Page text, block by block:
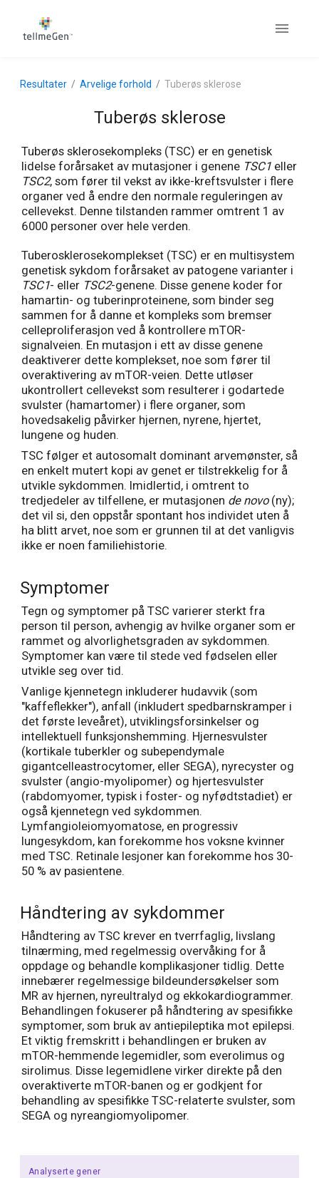
Resultater Arvelige forhold Tuberøs sklerose
Tuberøs sklerose
Tuberøs sklerosekompleks (TSC) er en genetisk
lidelse forårsaket av mutasjoner i genene TSC1 eller
TSC2, som fører til vekst av ikke-kreftsvulster i flere
organer ved å endre den normale reguleringen av
cellevekst. Denne tilstanden rammer omtrent 1 av
6000 personer over hele verden.
Tuberosklerosekomplekset (TSC) er en multisystem
genetisk sykdom forårsaket av patogene varianter i
TSC1- eller TSC2-genene. Disse genene koder for
hamartin- og tuberinproteinene, som binder seg
sammen for å danne et kompleks som bremser
celleproliferasjon ved å kontrollere mTOR-
signalveien. En mutasjon i ett av disse genene
deaktiverer dette komplekset, noe som fører til
overaktivering av mTOR-veien. Dette utløser
ukontrollert cellevekst som resulterer i godartede
svulster (hamartomer) i flere organer, som
hovedsakelig påvirker hjernen, nyrene, hjertet,
lungene og huden.
TSC følger et autosomalt dominant arvemønster, så
en enkelt mutert kopi av genet er tilstrekkelig for å
utvikle sykdommen. Imidlertid, i omtrent to
tredjedeler av tilfellene, er mutasjonen de novo(ny);
det vil si, den oppstår spontant hos individet uten å
ha blitt arvet, noe som er grunnen til at det vanligvis
ikke er noen familiehistorie.
Symptomer
Tegn og symptomer på TSC varierer sterkt fra
person til person, avhengig av hvilke organer som er
rammet og alvorlighetsgraden av sykdommen.
Symptomer kan være til stede ved fødselen eller
utvikle seg over tid.
Vanlige kjennetegn inkluderer hudavvik (som
"kaffeflekker"), anfall (inkludert spedbarnskramper i
det første leveåret), utviklingsforsinkelser og
intellektuell funksjonshemming. Hjernesvulster
(kortikale tuberkler og subependymale
gigantcelleastrocytomer, eller SEGA), nyrecyster og
svulster (angio-myolipomer) og hjertesvulster
(rabdomyomer, typisk i foster- og nyfødtstadiet) er
også kjennetegn ved sykdommen.
Lymfangioleiomyomatose, en progressiv
lungesykdom, kan forekomme hos voksne kvinner
med TSC. Retinale lesjoner kan forekomme hos 30-
50 % av pasientene.
Håndtering av sykdommer
Håndtering av TSC krever en tverrfaglig, livslang
tilnærming, med regelmessig overvåking for å
oppdage og behandle komplikasjoner tidlig. Dette
innebærer regelmessige bildeundersøkelser som
MR av hjernen, nyreultralyd og ekkokardiogrammer.
Behandlingen fokuserer på håndtering av spesifikke
symptomer, som bruk av antiepileptika mot epilepsi.
Et viktig fremskritt i behandlingen er bruken av
mTOR-hemmende legemidler, som everolimus og
sirolimus. Disse legemidlene virker direkte på den
overaktiverte mTOR-banen og er godkjent for
behandling av spesifikke TSC-relaterte svulster, som
SEGA og nyreangiomyolipomer.
Analyserte gener